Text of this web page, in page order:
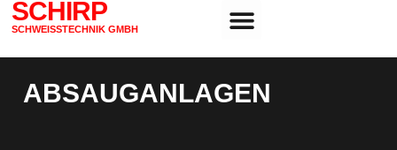
SCHIRP
SCHWEISSTECHNIK GMBH
ABSAUGANLAGEN